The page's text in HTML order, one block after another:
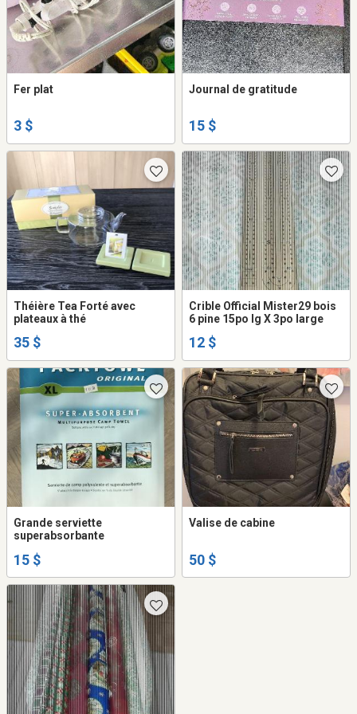
Fer plat
3 $
Journal de gratitude
15 $
Théière Tea Forté avec
plateaux à thé
35 $
Crible Official Mister29 bois
6 pine 15po lg X 3po large
12 $
Grande serviette
superabsorbante
15 $
Valise de cabine
50 $